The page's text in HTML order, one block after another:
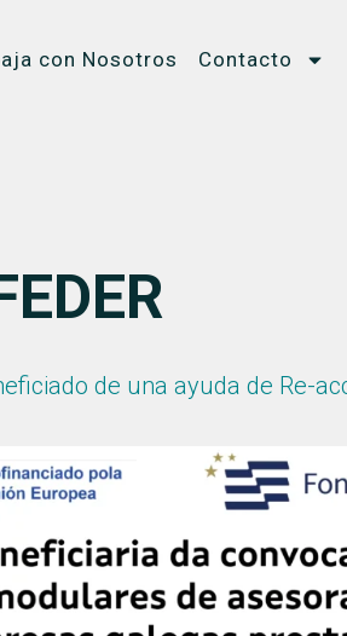
con Nosotros Contacto
de una ayuda de Re-